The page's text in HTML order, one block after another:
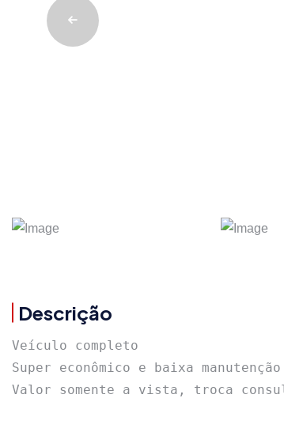
Descrição
Veículo completo
Super econômico e baixa manutenção
Valor somente a vista, troca